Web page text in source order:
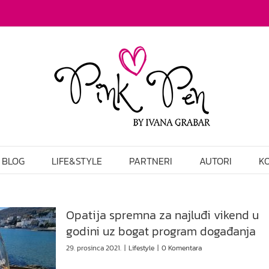
BLOG LIFE&STYLE PARTNERI AUTORI
Opatija spremna za najluđi vikend u
godini uz bogat program događanja
29. prosinca 2021. | Lifestyle | 0 Komentara